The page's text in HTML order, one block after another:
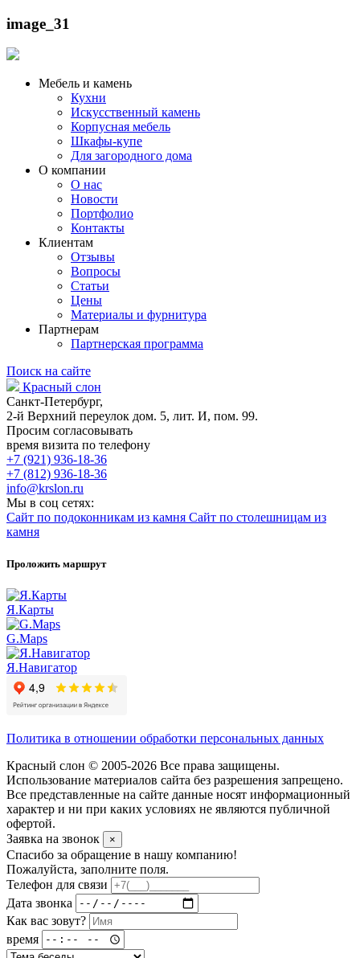
image_31
Мебель и камень
Кухни
Искусственный камень
Корпусная мебель
Шкафы-купе
Для загородного дома
О компании
О нас
Новости
Портфолио
Контакты
Клиентам
Отзывы
Вопросы
Статьи
Цены
Материалы и фурнитура
Партнерам
Партнерская программа
Поиск на сайте
Красный слон
Санкт-Петербург,
2-й Верхний переулок дом. 5, лит. И, пом. 99.
Просим согласовывать
время визита по телефону
+7 (921) 936-18-36
+7 (812) 936-18-36
info@krslon.ru
Мы в соц сетях:
Сайт по подоконникам из камня Сайт по столешницам из
камня
Проложить маршрут
Я.Карты
G.Maps
Я.Навигатор
Политика в отношении обработки персональных данных
Красный слон © 2005-2026 Все права защищены.
Использование материалов сайта без разрешения запрещено.
Все представленные на сайте данные носят информационный
характер и ни при каких условиях не являются публичной
офертой.
Заявка на звонок
×
Спасибо за обращение в нашу компанию!
Пожалуйста, заполните поля.
Телефон для связи
Дата звонка
Как вас зовут?
время